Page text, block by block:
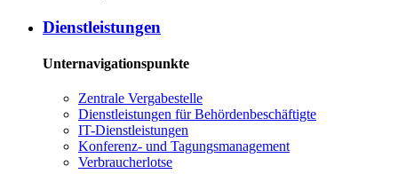
Dienst­leis­tun­gen
Unternavigationspunkte
Zen­tra­le Ver­ga­be­stel­le
Dienst­leis­tun­gen für Be­hör­den­be­schäf­tig­te
IT-Dienst­leis­tun­gen
Kon­fe­renz- und Tagungs­management
Ver­brau­cher­lot­se